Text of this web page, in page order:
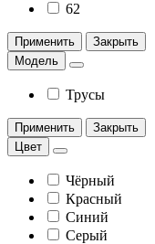
62
Применить
Закрыть
Модель
Трусы
Применить
Закрыть
Цвет
Чёрный
Красный
Синий
Серый